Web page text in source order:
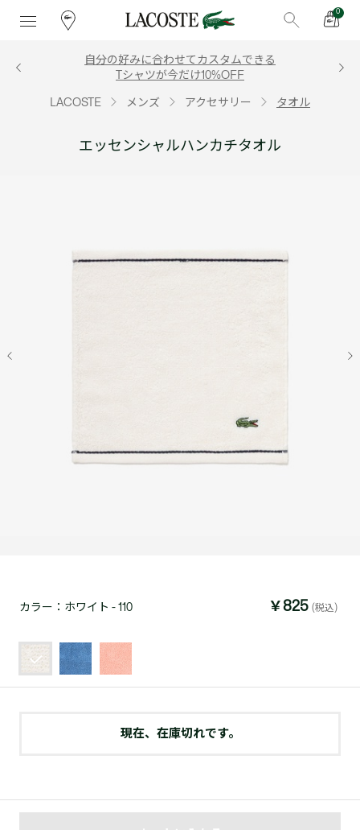
0
自分の好みに合わせてカスタムできる
Tシャツが今だけ10%OFF
LACOSTE メンズ アクセサリー タオル
エッセンシャルハンカチタオル
カラー： ホワイト - 110 ￥825 (税込)
現在、在庫切れです。